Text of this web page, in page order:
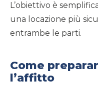
L’obiettivo è
una locazione più
entrambe le parti.
Come
l’affitto